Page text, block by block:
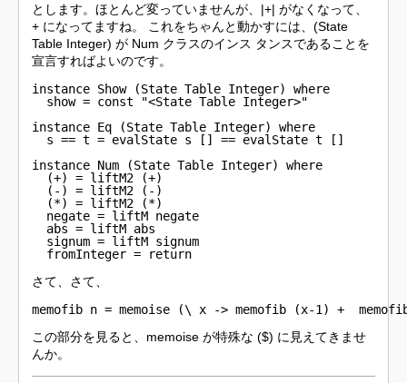
とします。ほとんど変っていませんが、|+| がなくなって、
+ になってますね。 これをちゃんと動かすには、(State
Table Integer) が Num クラスのインス タンスであることを
宣言すればよいのです。
instance Show (State Table Integer) where
  show = const "<State Table Integer>"
instance Eq (State Table Integer) where
  s == t = evalState s [] == evalState t []
instance Num (State Table Integer) where
  (+) = liftM2 (+)
  (-) = liftM2 (-)
  (*) = liftM2 (*)
  negate = liftM negate
  abs = liftM abs
  signum = liftM signum
  fromInteger = return
さて、さて、
memofib n = memoise (\ x -> memofib (x-1) +
この部分を見ると、memoise が特殊な ($) に見えてきませ
んか。